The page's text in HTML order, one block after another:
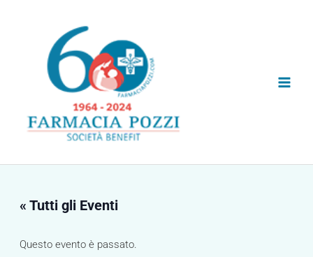
« Tutti gli Eventi
Questo evento è passato.